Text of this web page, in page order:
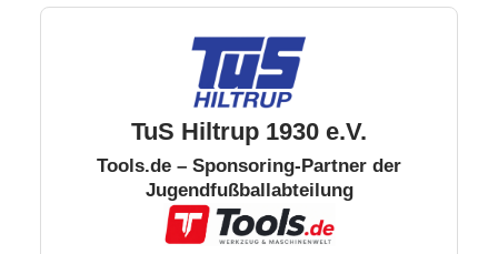
TuS Hiltrup 1930 e.V.
Tools.de – Sponsoring-Partner der
Jugendfußballabteilung